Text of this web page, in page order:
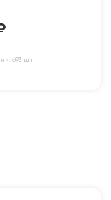
693 шт